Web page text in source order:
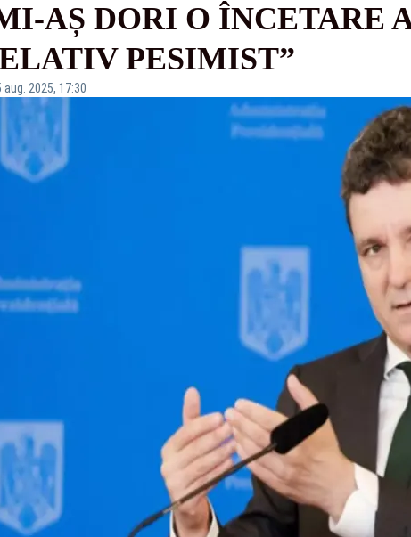
AȘ DORI O ÎNCETARE
PESIMIST”
aug. 2025, 17:30